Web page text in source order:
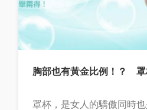
胸部也有黃金比例！？ 罩
罩杯，是女人的驕傲同時